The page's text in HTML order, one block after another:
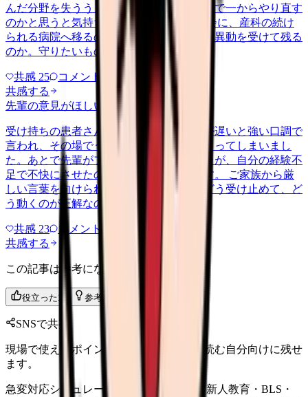
んだ分野を失ううえに、希望していない科で一からやり直す
のかと思うと気持ちが沈みます。 この機会に、産科の続け
られる病院へ移るのか、提示された院内の異動を受けて残る
のか。守りたいものと変えるべ…
共感 25 コメント
共感する
先輩の意見がほしい
shinjin 2026/6/23
受け持ちの患者さんのご家族から、対応が遅いと強い口調で
言われ、その場でうまく言葉が出ずに固まってしまいまし
た。あとで先輩がフォローしてくれましたが、自分の経験不
足で不快にさせたのだと落ち込んでいます。 ご家族から厳
しい言葉を向けられたとき、新人としてどう受け止めて、ど
う動くのが正解なのか分からず悩…
共感 23 コメント
共感する
この記事は参考になりましたか？
役立った1 参考になった
SNSで共有
現場で使えるポイントを、同僚やあとで読む自分向けに残せ
ます。
急変対応シミュレーション シナリオ集｜新人教育・BLS・